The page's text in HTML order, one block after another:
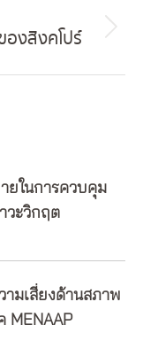
องสิงคโปร์
ยในการควบคุม
วะวิกฤต
มเสี่ยงด้านสภาพ
MENAAP